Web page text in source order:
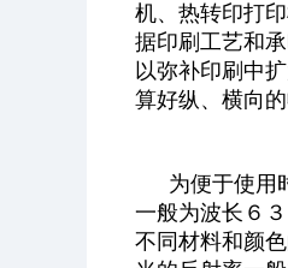
机、热转印打
据印刷工艺和
以弥补印刷中
算好纵、横向
为便于使用
一般为波长６
不同材料和颜